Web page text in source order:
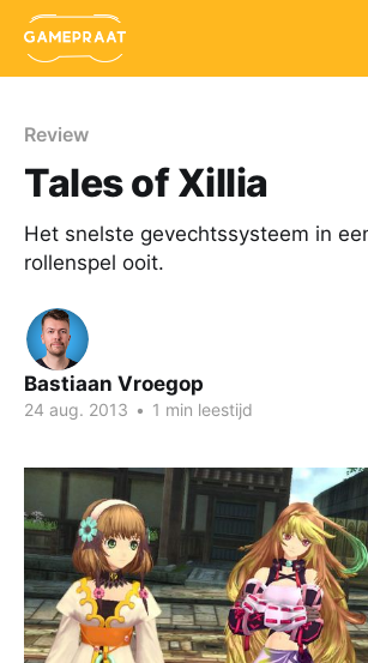
Review
Tales of Xillia
Het snelste gevechtssysteem in
rollenspel ooit.
Bastiaan Vroegop
24 aug. 2013 • 1 min leestijd